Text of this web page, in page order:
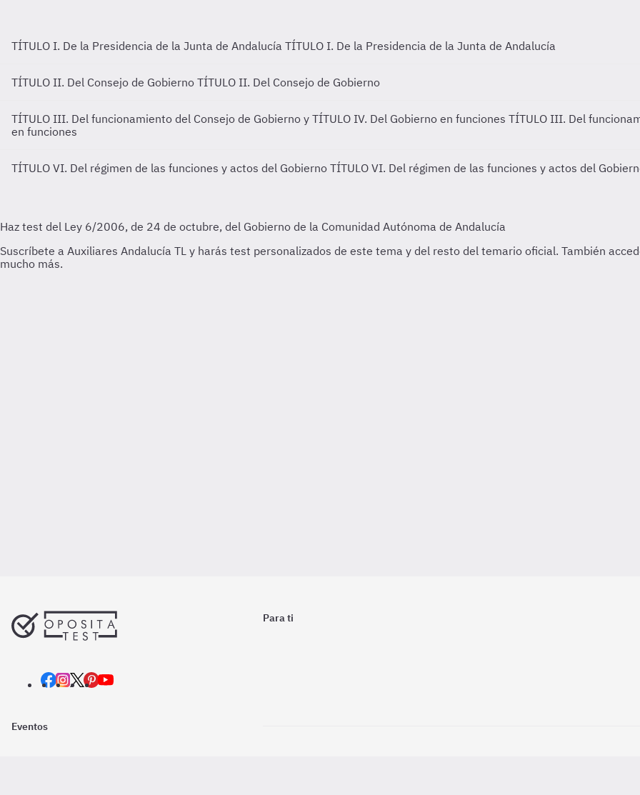
TÍTULO I. De la Presidencia de la Junta de Andalucía TÍTULO I. De la Presidencia de la Junta de Andalucía
TÍTULO II. Del Consejo de Gobierno TÍTULO II. Del Consejo de Gobierno
TÍTULO III. Del funcionamiento del Consejo de Gobierno y TÍTULO IV. Del Gobierno en funciones TÍTULO III. Del
en funciones
TÍTULO VI. Del régimen de las funciones y actos del Gobierno TÍTULO VI. Del régimen de las funciones y actos del
Para ti
Eventos